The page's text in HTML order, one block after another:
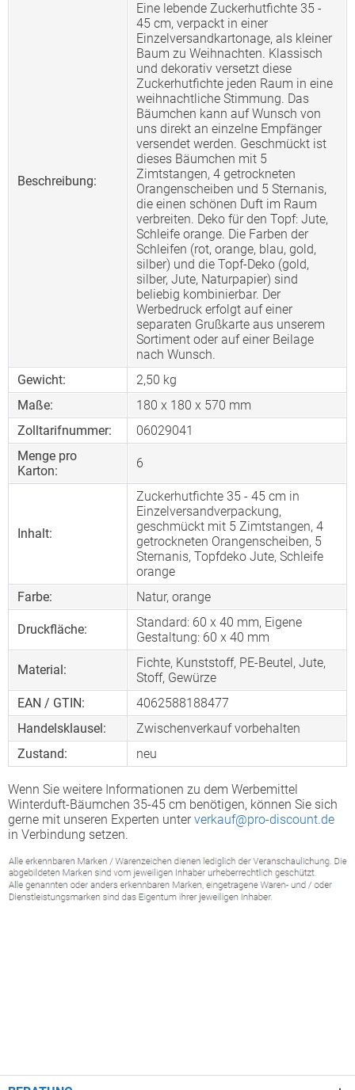
Beschreibung:
Eine lebende Zuckerhutfichte 35 -
45 cm, verpackt in einer
Einzelversandkartonage, als kleiner
Baum zu Weihnachten. Klassisch
und dekorativ versetzt diese
Zuckerhutfichte jeden Raum in eine
weihnachtliche Stimmung. Das
Bäumchen kann auf Wunsch von
uns direkt an einzelne Empfänger
versendet werden. Geschmückt ist
dieses Bäumchen mit 5
Zimtstangen, 4 getrockneten
Orangenscheiben und 5 Sternanis,
die einen schönen Duft im Raum
verbreiten. Deko für den Topf: Jute,
Schleife orange. Die Farben der
Schleifen (rot, orange, blau, gold,
silber) und die Topf-Deko (gold,
silber, Jute, Naturpapier) sind
beliebig kombinierbar. Der
Werbedruck erfolgt auf einer
separaten Grußkarte aus unserem
Sortiment oder auf einer Beilage
nach Wunsch.
Gewicht:
2,50 kg
Maße:
180 x 180 x 570 mm
Zolltarifnummer:
06029041
Menge pro
Karton:
6
Inhalt:
Zuckerhutfichte 35 - 45 cm in
Einzelversandverpackung,
geschmückt mit 5 Zimtstangen, 4
getrockneten Orangenscheiben, 5
Sternanis, Topfdeko Jute, Schleife
orange
Farbe:
Natur, orange
Druckfläche:
Standard: 60 x 40 mm, Eigene
Gestaltung: 60 x 40 mm
Material:
Fichte, Kunststoff, PE-Beutel, Jute,
Stoff, Gewürze
EAN / GTIN:
4062588188477
Handelsklausel:
Zwischenverkauf vorbehalten
Zustand:
neu
Wenn Sie weitere Informationen zu dem Werbemittel
Winterduft-Bäumchen 35-45 cm benötigen, können Sie sich
gerne mit unseren Experten unterverkauf@pro-discount.de
in Verbindung setzen.